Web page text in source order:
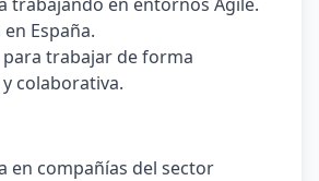
España.
para trabajar de forma
colaborativa.
en compañías del sector